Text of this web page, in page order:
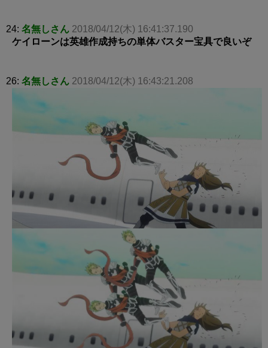
24: 名無しさん 2018/04/12(木) 16:41:37.190
ケイローンは英雄作成持ちの単体バスター宝具で良いぞ
26: 名無しさん 2018/04/12(木) 16:43:21.208